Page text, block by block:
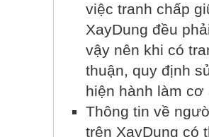
việc tranh chấp
XayDung đều
vậy nên khi có
thuận, quy định
hiện hành làm
Thông tin về
trên XayDung có